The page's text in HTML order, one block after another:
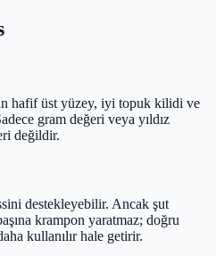
hafif üst yüzey, iyi topuk kilidi ve
gram değeri veya yıldız
değildir.
destekleyebilir. Ancak şut
krampon yaratmaz; doğru
kullanılır hale getirir.